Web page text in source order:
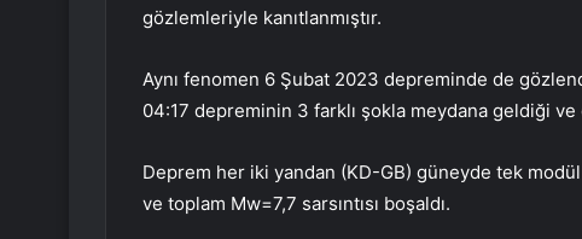
gözlemleriyle kanıtlanmıştır.
Aynı fenomen 6 Şubat 2023 depreminde de
04:17 depreminin 3 farklı şokla meydana geldiği
Deprem her iki yandan (KD-GB) güneyde tek
ve toplam Mw=7,7 sarsıntısı boşaldı.